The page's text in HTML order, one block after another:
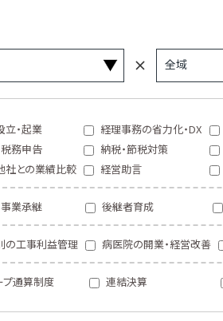
立・起業 経理事務の省力化・DX
税務申告
納税・節税対策
社との業績比較
経営助言
事業承継 後継者育成
の工事利益管理 病医院の開業・経営改善
プ通算制度 連結決算